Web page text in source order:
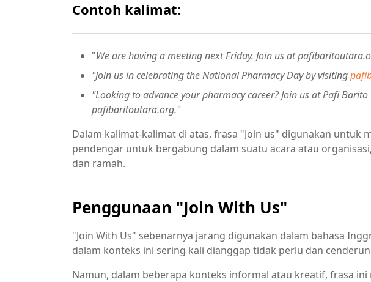
Contoh kalimat:
"We are having a meeting next Friday. Join us at
"Join us in celebrating the National Pharmacy Day by visiting
"Looking to advance your pharmacy career? Join us at Pafi
pafibaritoutara.org."
Dalam kalimat-kalimat di atas, frasa "Join us" digunakan untuk
pendengar untuk bergabung dalam suatu acara atau
dan ramah.
Penggunaan "Join With Us"
"Join With Us" sebenarnya jarang digunakan dalam bahasa
dalam konteks ini sering kali dianggap tidak perlu dan
Namun, dalam beberapa konteks informal atau kreatif, frasa